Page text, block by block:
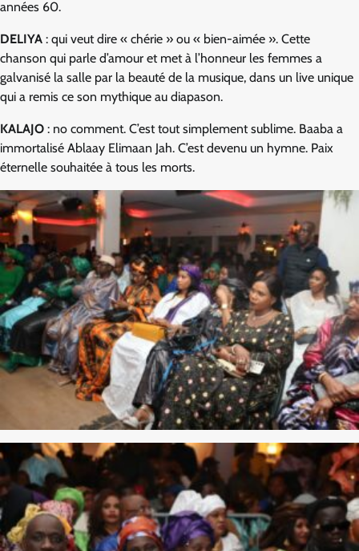
années 60.
DELIYA : qui veut dire « chérie » ou « bien-aimée ». Cette
chanson qui parle d’amour et met à l’honneur les femmes a
galvanisé la salle par la beauté de la musique, dans un live unique
qui a remis ce son mythique au diapason.
KALAJO : no comment. C’est tout simplement sublime. Baaba a
immortalisé Ablaay Elimaan Jah. C’est devenu un hymne. Paix
éternelle souhaitée à tous les morts.